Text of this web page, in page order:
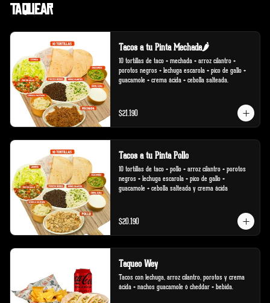
Taquear
Tacos a tu Pinta Mechada🌶️
10 tortillas de taco + mechada + arroz cilantro +
porotos negros + lechuga escarola + pico de gallo +
guacamole + crema ácida + cebolla salteada.
$21.190
Tacos a tu Pinta Pollo
10 tortillas de taco + pollo + arroz cilantro + porotos
negros + lechuga escarola + pico de gallo +
guacamole + cebolla salteada y crema ácida
$20.190
Taqueo Wey
Tacos con lechuga, arroz cilantro, porotos y crema
ácida + nachos guacamole ó cheddar + bebida.